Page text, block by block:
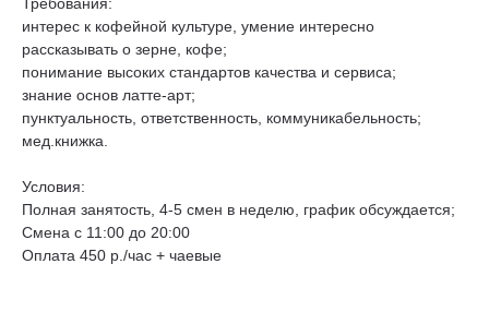
интерес к кофейной культуре, умение интересно
рассказывать о зерне, кофе;
понимание высоких стандартов качества и сервиса;
знание основ латте-арт;
пунктуальность, ответственность, коммуникабельность;
мед.книжка.
Условия:
Полная занятость, 4-5 смен в неделю, график обсуждается;
Смена с 11:00 до 20:00
Оплата 450 р./час + чаевые